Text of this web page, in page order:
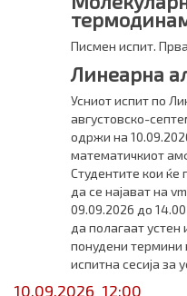
Писмен испит.
Линеарна
Усниот испит по
августовско-
одржи на
математичкиот
Студентите кои ќе
да се најават на
09.09.2026 до
да полагаат
понудени термини
испитна сесија за
10.09.2026 12:00